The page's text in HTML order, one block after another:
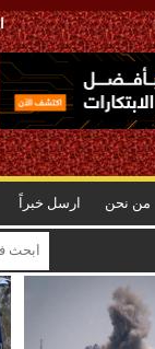
من نحن ارسل خبراً